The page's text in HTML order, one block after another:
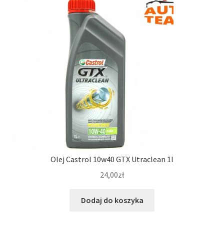
Olej Castrol 10w40 GTX Utraclean 1l
24,00zł
Dodaj do koszyka